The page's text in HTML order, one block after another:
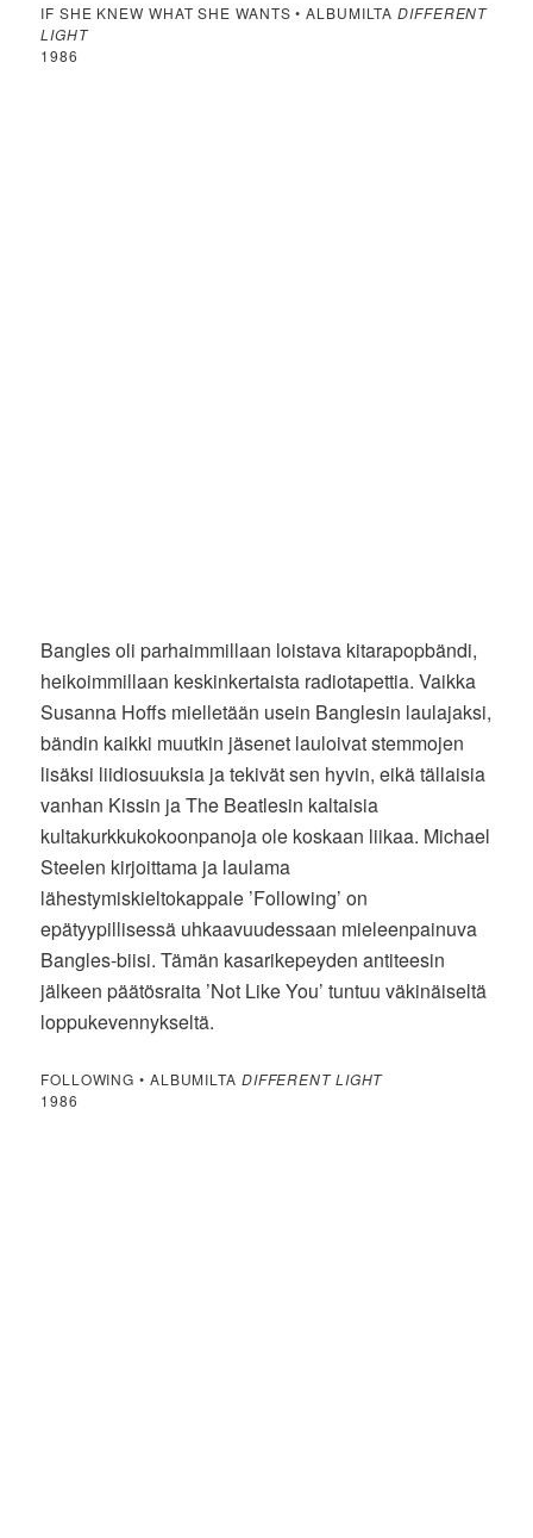
IF SHE KNEW WHAT SHE WANTS • ALBUMILTADIFFERENT
LIGHT
1986
Bangles oli parhaimmillaan loistava kitarapopbändi,
heikoimmillaan keskinkertaista radiotapettia. Vaikka
Susanna Hoffs mielletään usein Banglesin laulajaksi,
bändin kaikki muutkin jäsenet lauloivat stemmojen
lisäksi liidiosuuksia ja tekivät sen hyvin, eikä tällaisia
vanhan Kissin ja The Beatlesin kaltaisia
kultakurkkukokoonpanoja ole koskaan liikaa. Michael
Steelen kirjoittama ja laulama
lähestymiskieltokappale ’Following’ on
epätyypillisessä uhkaavuudessaan mieleenpainuva
Bangles-biisi. Tämän kasarikepeyden antiteesin
jälkeen päätösraita ’Not Like You’ tuntuu väkinäiseltä
loppukevennykseltä.
FOLLOWING • ALBUMILTA DIFFERENT LIGHT
1986